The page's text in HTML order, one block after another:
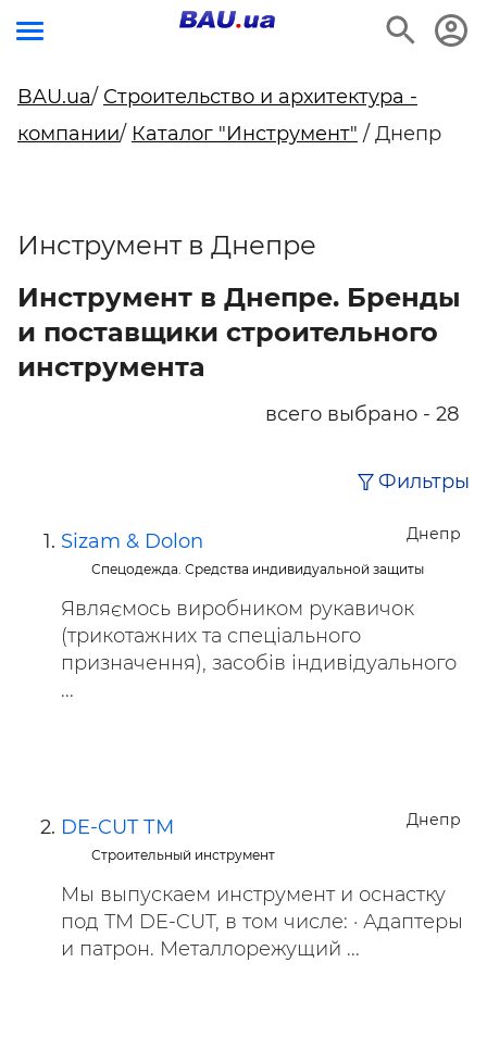
BAU.ua/ Строительство и архитектура -
компании/ Каталог "Инструмент" / Днепр
Инструмент в Днепре
Инструмент в Днепре. Бренды
и поставщики строительного
инструмента
всего выбрано - 28
Фильтры
Днепр
Sizam & Dolon
Спецодежда. Средства индивидуальной защиты
Являємось виробником рукавичок
(трикотажних та спеціального
призначення), засобів індивідуального
...
Днепр
DE-CUT ТМ
Строительный инструмент
Мы выпускаем инструмент и оснастку
под ТМ DE-CUT, в том числе: · Адаптеры
и патрон. Металлорежущий ...